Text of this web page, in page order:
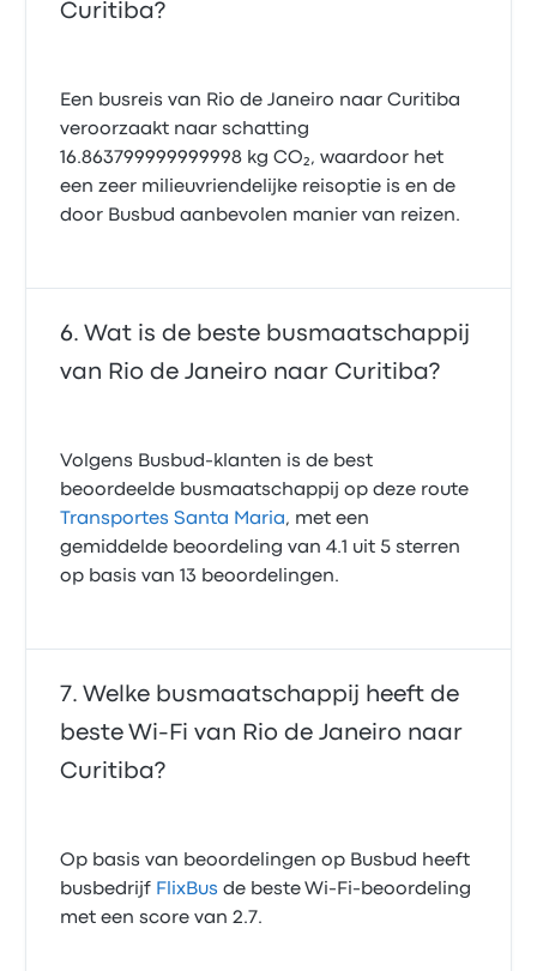
Curitiba?
Een busreis van Rio de Janeiro naar Curitiba
veroorzaakt naar schatting
16.863799999999998 kg CO₂, waardoor het
een zeer milieuvriendelijke reisoptie is en de
door Busbud aanbevolen manier van reizen.
Wat is de beste busmaatschappij
van Rio de Janeiro naar Curitiba?
Volgens Busbud-klanten is de best
beoordeelde busmaatschappij op deze route
Transportes Santa Maria, met een
gemiddelde beoordeling van 4.1 uit 5 sterren
op basis van 13 beoordelingen.
Welke busmaatschappij heeft de
beste Wi‑Fi van Rio de Janeiro naar
Curitiba?
Op basis van beoordelingen op Busbud heeft
busbedrijf FlixBus de beste Wi-Fi-beoordeling
met een score van 2.7.